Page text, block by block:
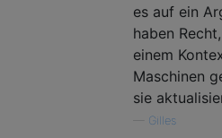
es auf ein
haben
einem
Maschinen
sie
Gilles